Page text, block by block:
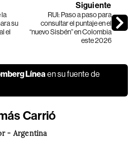
la
su
el
Siguiente
RUI: Paso a paso para
consultar el puntaje en el
“nuevo Sisbén” en Colombia
este 2026
Líneaen su fuente de
Carrió
- Argentina